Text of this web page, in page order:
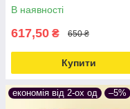
В наявності
617,50 ₴ 650 ₴
Купити
економія від 2-ох од –5%